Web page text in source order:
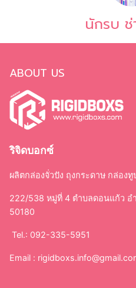
นักรบ
ABOUT US
ริจิดบอกซ์
ผลิตกล่องจั่วปัง ถุงกระดาษ กล่องทู
222/538 หมู่ที่ 4 ตำบลดอนแก้ว อ
50180
Tel.: 092-335-5951
Email :